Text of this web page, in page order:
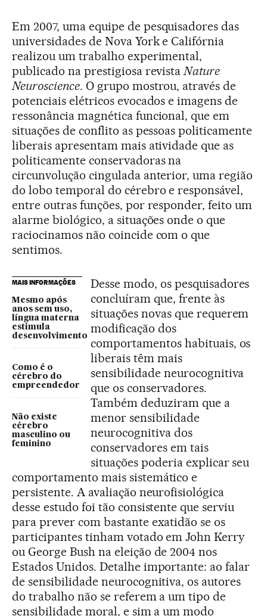
Em 2007, uma equipe de pesquisadores das
universidades de Nova York e Califórnia
realizou um trabalho experimental,
publicado na prestigiosa revistaNature
Neuroscience. O grupo mostrou, através de
potenciais elétricos evocados e imagens de
ressonância magnética funcional, que em
situações de conflito as pessoas politicamente
liberais apresentam mais atividade que as
politicamente conservadoras na
circunvolução cingulada anterior, uma região
do lobo temporal do cérebro e responsável,
entre outras funções, por responder, feito um
alarme biológico, a situações onde o que
raciocinamos não coincide com o que
sentimos.
MAIS INFORMAÇÕES
Mesmo após
anos sem uso,
língua materna
estimula
desenvolvimento
Como é o
cérebro do
empreendedor
Não existe
cérebro
masculino ou
feminino
Desse modo, os pesquisadores
concluíram que, frente às
situações novas que requerem
modificação dos
comportamentos habituais, os
liberais têm mais
sensibilidade neurocognitiva
que os conservadores.
Também deduziram que a
menor sensibilidade
neurocognitiva dos
conservadores em tais
situações poderia explicar seu
comportamento mais sistemático e
persistente. A avaliação neurofisiológica
desse estudo foi tão consistente que serviu
para prever com bastante exatidão se os
participantes tinham votado em John Kerry
ou George Bush na eleição de 2004 nos
Estados Unidos. Detalhe importante: ao falar
de sensibilidade neurocognitiva, os autores
do trabalho não se referem a um tipo de
sensibilidade moral, e sim a um modo